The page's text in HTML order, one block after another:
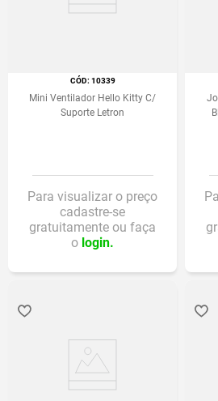
:10339
Mini Ventilador Hello Kitty C/
Suporte Letron
Para visualizar o preço
cadastre-se
gratuitamente ou faça
o login.